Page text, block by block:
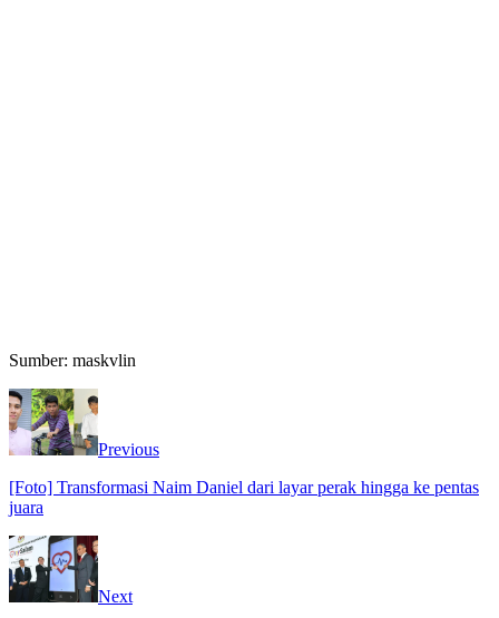
Sumber: maskvlin
Previous
[Foto] Transformasi Naim Daniel dari layar perak hingga ke pentas
juara
Next